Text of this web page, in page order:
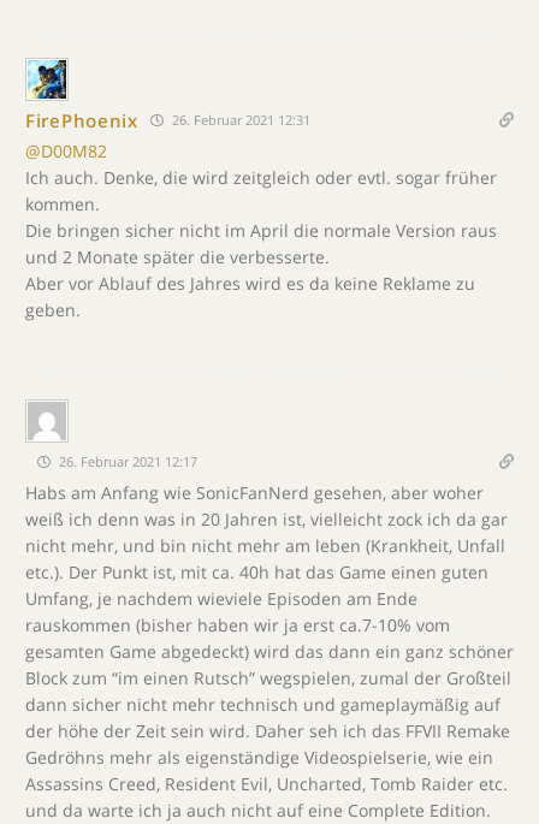
FirePhoenix 26. Februar 2021 12:31
@D00M82
Ich auch. Denke, die wird zeitgleich oder evtl. sogar früher
kommen.
Die bringen sicher nicht im April die normale Version raus
und 2 Monate später die verbesserte.
Aber vor Ablauf des Jahres wird es da keine Reklame zu
geben.
26. Februar 2021 12:17
Habs am Anfang wie SonicFanNerd gesehen, aber woher
weiß ich denn was in 20 Jahren ist, vielleicht zock ich da gar
nicht mehr, und bin nicht mehr am leben (Krankheit, Unfall
etc.). Der Punkt ist, mit ca. 40h hat das Game einen guten
Umfang, je nachdem wieviele Episoden am Ende
rauskommen (bisher haben wir ja erst ca.7-10% vom
gesamten Game abgedeckt) wird das dann ein ganz schöner
Block zum “im einen Rutsch” wegspielen, zumal der Großteil
dann sicher nicht mehr technisch und gameplaymäßig auf
der höhe der Zeit sein wird. Daher seh ich das FFVII Remake
Gedröhns mehr als eigenständige Videospielserie, wie ein
Assassins Creed, Resident Evil, Uncharted, Tomb Raider etc.
und da warte ich ja auch nicht auf eine Complete Edition.